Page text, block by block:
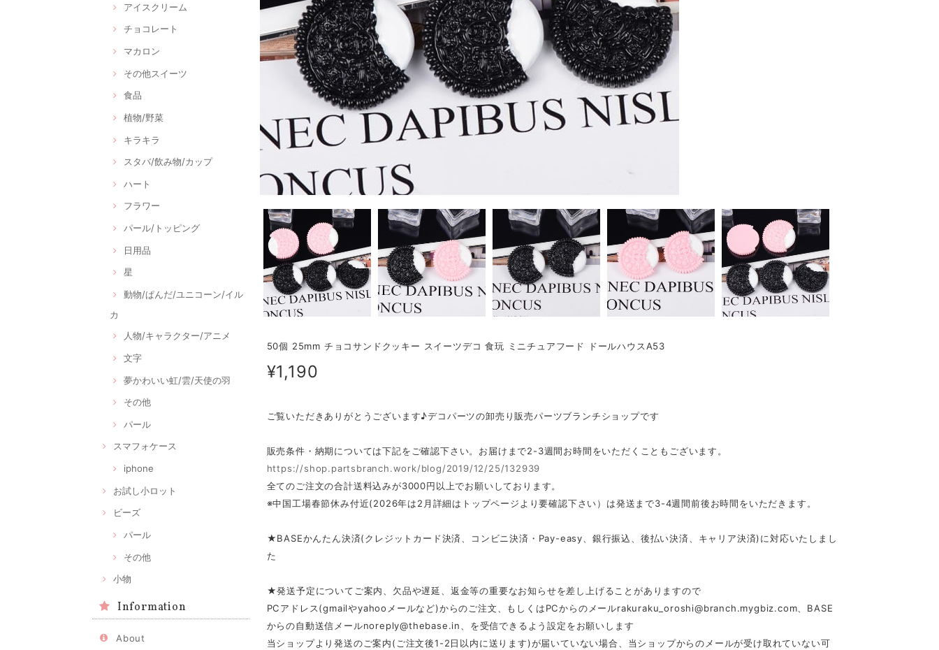
アイスクリーム
チョコレート
マカロン
その他スイーツ
食品
植物/野菜
キラキラ
スタバ/飲み物/カップ
ハート
フラワー
パール/トッピング
日用品
星
動物/ぱんだ/ユニコーン/イル
カ
人物/キャラクター/アニメ
文字
夢かわいい虹/雲/天使の羽
その他
パール
スマフォケース
iphone
お試し小ロット
ビーズ
パール
その他
小物
Information
About
50個 25mm チョコサンドクッキー スイーツデコ 食玩 ミニチュアフード ドールハウスA53
¥1,190
ご覧いただきありがとうございます♪デコパーツの卸売り販売パーツブランチショップです
販売条件・納期については下記をご確認下さい。お届けまで2-3週間お時間をいただくこともございます。
https://shop.partsbranch.work/blog/2019/12/25/132939
全てのご注文の合計送料込みが3000円以上でお願いしております。
※中国工場春節休み付近(2026年は2月詳細はトップページより要確認下さい）は発送まで3-4週間前後お時間をいただきます。
★BASEかんたん決済(クレジットカード決済、コンビニ決済・Pay-easy、銀行振込、後払い決済、キャリア決済)に対応いたしまし
た
★発送予定についてご案内、欠品や遅延、返金等の重要なお知らせを差し上げることがありますので
PCアドレス(gmailやyahooメールなど)からのご注文、もしくはPCからのメールrakuraku_oroshi@branch.mygbiz.com 、BASE
からの自動送信メールnoreply@thebase.in
、を受信できるよう設定をお願いします
当ショップより発送のご案内(ご注文後1-2日以内に送ります)が届いていない場合、当ショップからのメールが受け取れていない可